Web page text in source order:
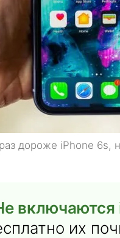
дороже iPhone 6s,
включаются
их